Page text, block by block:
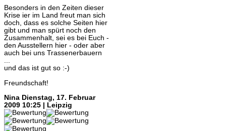
Besonders in den Zeiten dieser
Krise ier im Land freut man sich
doch, dass es solche Seiten hier
gibt und man spürt noch den
Zusammenhalt, sei es bei Euch -
den Ausstellern hier - oder aber
auch bei uns Trassenerbauern
und das ist gut so :-)
Freundschaft!
Nina Dienstag, 17. Februar
2009 10:25 | Leipzig